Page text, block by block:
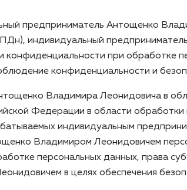
предприниматель Антощенко
индивидуальный
конфиденциальности при обработке
конфиденциальности и
Владимира Леонидовича в
Федерации в области
индивидуальным
Владимиром Леонидовичем
персональных данных, права
в целях обеспечения